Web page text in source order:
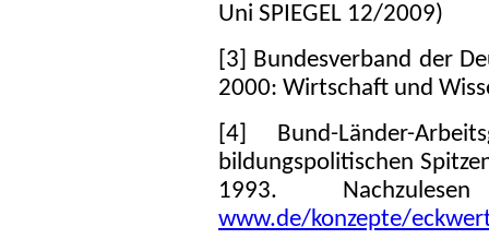
Uni SPIEGEL 12/2009)
[3] Bundesverband der
2000: Wirtschaft und
[4] Bund-Länder-
bildungspolitischen
1993.
www.de/konzepte/